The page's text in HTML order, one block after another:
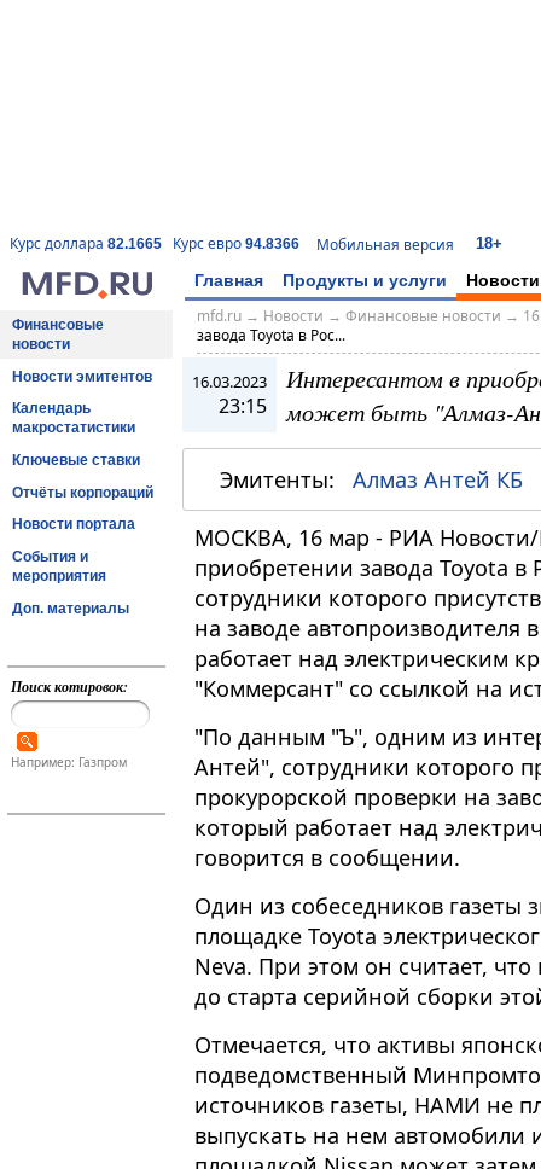
Курс доллара 82.1665 Курс евро 94.8366 Мобильная версия 18+
Главная Продукты и услуги Новости
Финансовые
новости
Новости эмитентов
Календарь
макростатистики
Ключевые ставки
Отчёты корпораций
Новости портала
События и
мероприятия
Доп. материалы
Поиск котировок:
Например: Газпром
mfd.ru→ Новости → Финансовые новости →
завода Toyota в Рос...
16.03.2023
23:15
Интересантом в
может быть "Алмаз-
Эмитенты: Алмаз Антей КБ
МОСКВА, 16 мар - РИА
приобретении завода Toyota
сотрудники которого
на заводе автопроизводителя
работает над электрическим
"Коммерсант" со ссылкой на
"По данным "Ъ", одним из
Антей", сотрудники которого
прокурорской проверки на
который работает над
говорится в сообщении​​​.
Один из собеседников газеты
площадке Toyota
Neva. При этом он считает,
до старта серийной сборки
Отмечается, что активы
подведомственный
источников газеты, НАМИ не
выпускать на нем автомобили